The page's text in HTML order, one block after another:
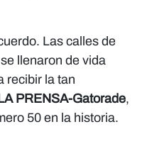
Las calles de
llenaron de vida
recibir la tan
PRENSA-Gatorade,
50 en la historia.